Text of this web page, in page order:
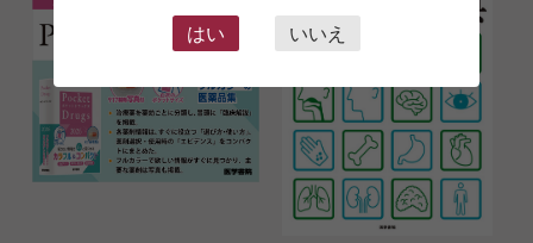
はい いいえ